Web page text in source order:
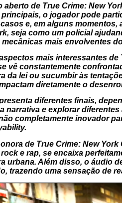
aberto de True Crime: New
o jogador pode
e, em alguns momentos,
seja como um policial
mecânicas mais envolventes
mais interessantes de
vê constantemente
da lei ou sucumbir às
diretamente o
diferentes finais,
narrativa e explorar
completamente inovador
de True Crime: New York
e rap, se encaixa
urbana. Além disso, o áudio
trazendo uma sensação de